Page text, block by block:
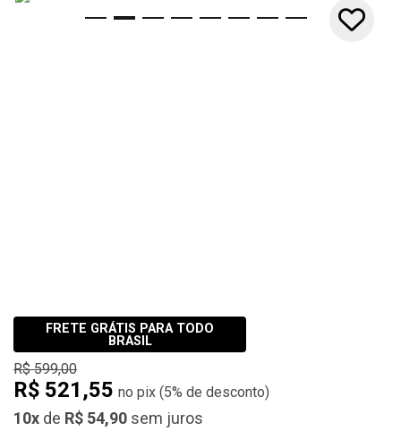
FRETE GRÁTIS PARA TODO
BRASIL
R$ 599,00
10x de R$ 54,90 sem juros
R$ 521,55 (5% de desconto)
10x